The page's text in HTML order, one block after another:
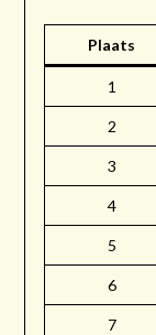
Plaats
1
2
3
4
5
6
7